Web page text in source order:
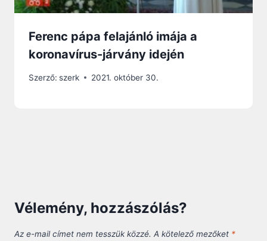
Ferenc pápa felajánló imája a
koronavírus-járvány idején
Szerző: szerk 2021. október 30.
Vélemény, hozzászólás?
Az e-mail címet nem tesszük közzé. A kötelező mezőket *